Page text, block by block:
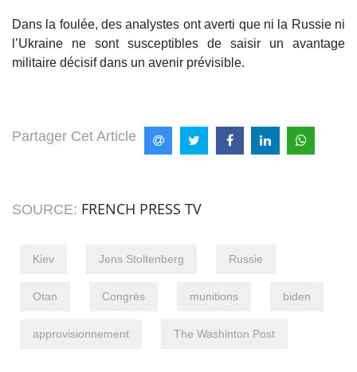
Dans la foulée, des analystes ont averti que ni la Russie ni
l’Ukraine ne sont susceptibles de saisir un avantage
militaire décisif dans un avenir prévisible.
Partager Cet Article
SOURCE: FRENCH PRESS TV
Kiev Jens Stoltenberg Russie
Otan Congrès munitions biden
approvisionnement The Washinton Post